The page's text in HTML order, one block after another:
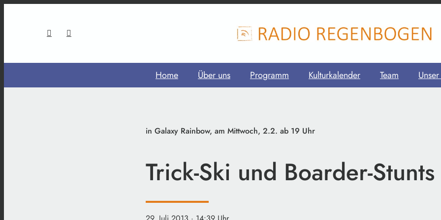
Home Über uns Programm Kulturkalender Team
in Galaxy Rainbow, am Mittwoch, 2.2. ab 19 Uhr
Trick-Ski und Boarder-Stunts